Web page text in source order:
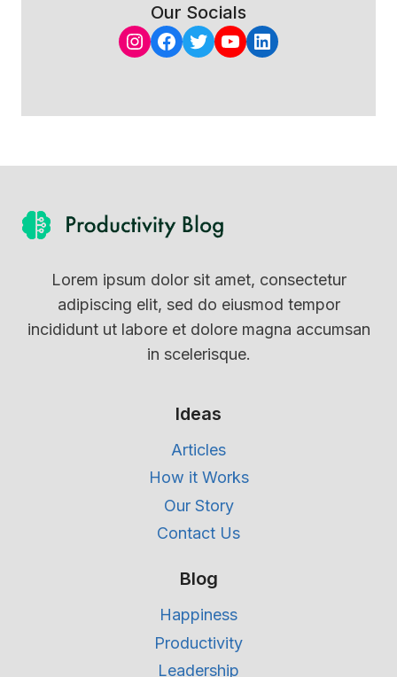
Our Socials
Instagram
Facebook
Twitter
YouTube
LinkedIn
Lorem ipsum dolor sit amet, consectetur
adipiscing elit, sed do eiusmod tempor
incididunt ut labore et dolore magna accumsan
in scelerisque.
Ideas
Articles
How it Works
Our Story
Contact Us
Blog
Happiness
Productivity
Leadership